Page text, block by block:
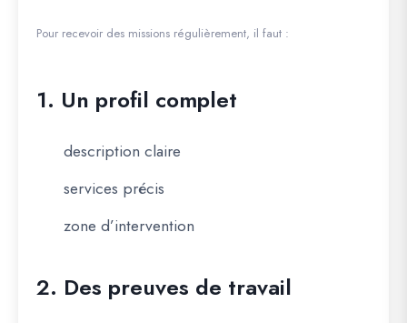
Pour recevoir des missions régulièrement, il faut :
1. Un profil complet
description claire
services précis
zone d’intervention
2. Des preuves de travail